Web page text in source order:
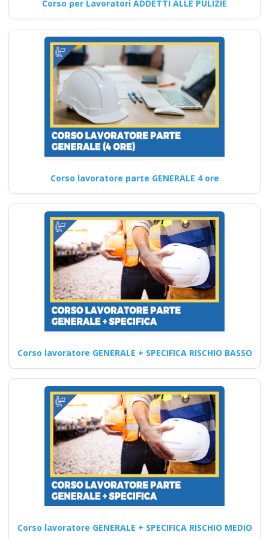
Sicurezza sul lavoro:
Gli aggiornamenti
dei corsi RSPP 2025
Nuovo accordo stato
regioni 2025 corso
formatori
videoconferenza fad
aula virtuale
integrazione corso
lavoratori datore
parte base generale
Corsi per Datori di
Lavoro con compiti
di RSPP (DL SPP)
Corsi DLSPP
patentino rinnovo
Quali sono i passaggi
fondamentali per la gestione
della sicurezza sul lavoro…
Prevenzione dei
rischi medio pervisti:
formazione
specialistica per
affrontare le sfide
future per i lavoratori
Nuovo accordo stato
esterno interno rls
Corso per Lavoratori ADDETTI ALLE PULIZIE
Corso lavoratore parte GENERALE 4 ore
Corso lavoratore GENERALE + SPECIFICA RISCHIO BASSO
Corso lavoratore GENERALE + SPECIFICA RISCHIO MEDIO